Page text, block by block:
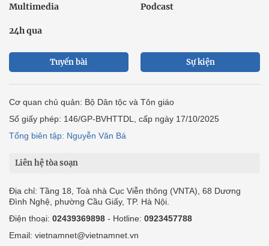
Multimedia Podcast
24h qua
Tuyến bài Sự kiện
Cơ quan chủ quản: Bộ Dân tộc và Tôn giáo
Số giấy phép: 146/GP-BVHTTDL, cấp ngày 17/10/2025
Tổng biên tập: Nguyễn Văn Bá
Liên hệ tòa soạn
Địa chỉ: Tầng 18, Toà nhà Cục Viễn thông (VNTA), 68 Dương
Đình Nghệ, phường Cầu Giấy, TP. Hà Nội.
Điện thoại: 02439369898 - Hotline: 0923457788
Email: vietnamnet@vietnamnet.vn